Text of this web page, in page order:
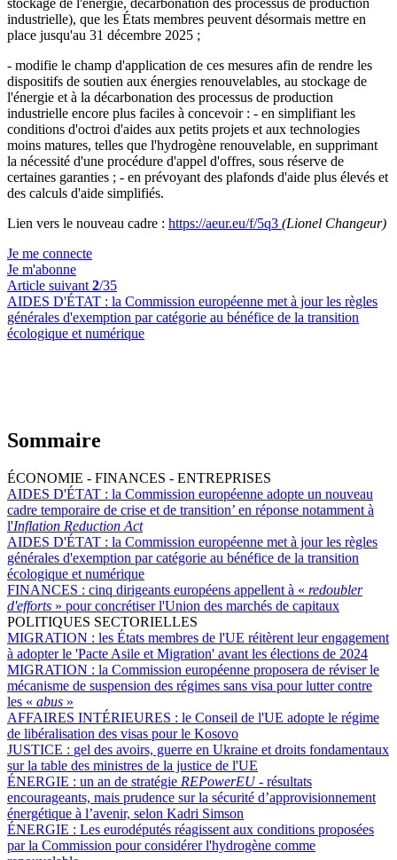
stockage de l'énergie, décarbonation des processus de production
industrielle), que les États membres peuvent désormais mettre en
place jusqu'au 31 décembre 2025 ;
- modifie le champ d'application de ces mesures afin de rendre les
dispositifs de soutien aux énergies renouvelables, au stockage de
l'énergie et à la décarbonation des processus de production
industrielle encore plus faciles à concevoir : - en simplifiant les
conditions d'octroi d'aides aux petits projets et aux technologies
moins matures, telles que l'hydrogène renouvelable, en supprimant
la nécessité d'une procédure d'appel d'offres, sous réserve de
certaines garanties ; - en prévoyant des plafonds d'aide plus élevés et
des calculs d'aide simplifiés.
Lien vers le nouveau cadre : https://aeur.eu/f/5q3 (Lionel Changeur)
Je me connecte
Je m'abonne
Article suivant 2/35
AIDES D'ÉTAT : la Commission européenne met à jour les règles
générales d'exemption par catégorie au bénéfice de la transition
écologique et numérique
Sommaire
ÉCONOMIE - FINANCES - ENTREPRISES
AIDES D'ÉTAT : la Commission européenne adopte un nouveau
cadre temporaire de crise et de transition’ en réponse notamment à
l'Inflation Reduction Act
AIDES D'ÉTAT : la Commission européenne met à jour les règles
générales d'exemption par catégorie au bénéfice de la transition
écologique et numérique
FINANCES : cinq dirigeants européens appellent à « redoubler
d'efforts » pour concrétiser l'Union des marchés de capitaux
POLITIQUES SECTORIELLES
MIGRATION : les États membres de l'UE réitèrent leur engagement
à adopter le 'Pacte Asile et Migration' avant les élections de 2024
MIGRATION : la Commission européenne proposera de réviser le
mécanisme de suspension des régimes sans visa pour lutter contre
les « abus »
AFFAIRES INTÉRIEURES : le Conseil de l'UE adopte le régime
de libéralisation des visas pour le Kosovo
JUSTICE : gel des avoirs, guerre en Ukraine et droits fondamentaux
sur la table des ministres de la justice de l'UE
ÉNERGIE : un an de stratégie REPowerEU- résultats
encourageants, mais prudence sur la sécurité d’approvisionnement
énergétique à l’avenir, selon Kadri Simson
ÉNERGIE : Les eurodéputés réagissent aux conditions proposées
par la Commission pour considérer l'hydrogène comme